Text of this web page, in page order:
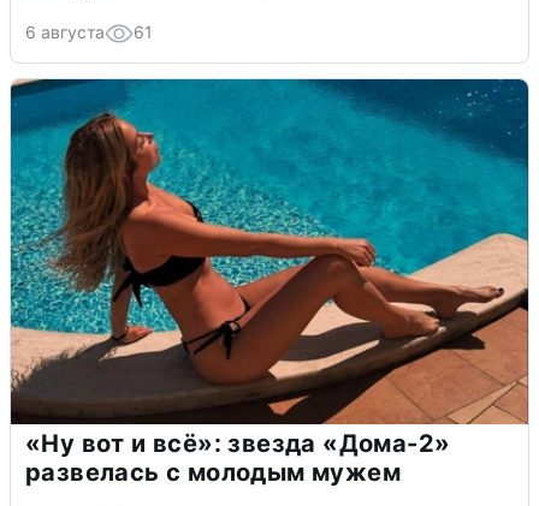
6 августа 61
«Ну вот и всё»: звезда «Дома-2»
развелась с молодым мужем